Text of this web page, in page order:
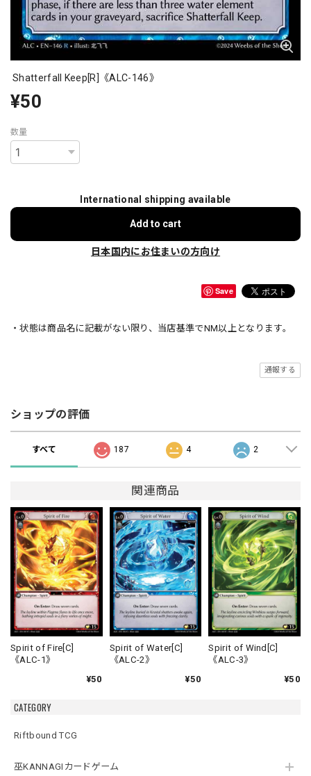
CATEGORY
Riftbound TCG
巫KANNAGIカードゲーム
Shatterfall Keep[R]《ALC-146》
¥50
数量
International shipping available
Add to cart
日本国内にお住まいの方向け
Save
・状態は商品名に記載がない限り、当店基準でNM以上となります。
通報する
ショップの評価
すべて 187 4 2
関連商品
Spirit of Fire[C]
《ALC-1》
¥50
Spirit of Water[C]
《ALC-2》
¥50
Spirit of Wind[C]
《ALC-3》
¥50